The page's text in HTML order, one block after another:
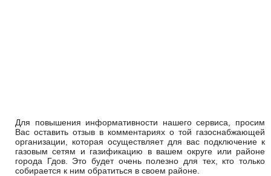
Для повышения информативности нашего сервиса, просим
Вас оставить отзыв в комментариях о той газоснабжающей
организации, которая осуществляет для вас подключение к
газовым сетям и газификацию в вашем округе или районе
города Гдов. Это будет очень полезно для тех, кто только
собирается к ним обратиться в своем районе.